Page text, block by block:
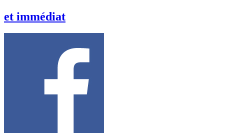
et immédiat